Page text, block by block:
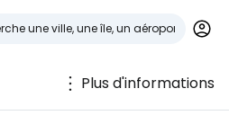
Plus d'informations
à